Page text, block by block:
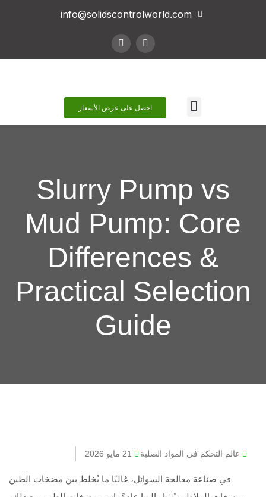
info@solidscontrolworld.com
احصل على عرض الأسعار
Slurry Pump vs
Mud Pump: Core
Differences &
Practical Selection
Guide
عالم التحكم في المواد الصلبة 21 مايو 2026
في صناعة معالجة السوائل، غالبًا ما يُخلط بين مضخات الطين